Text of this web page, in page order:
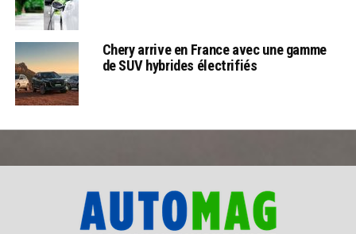
Chery arrive en France avec une gamme
de SUV hybrides électrifiés